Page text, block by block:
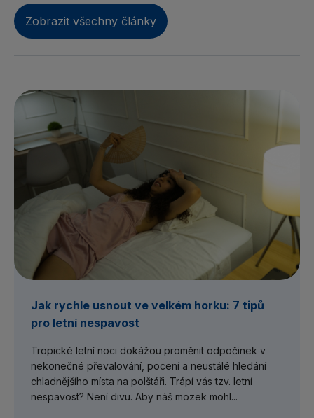
Zobrazit všechny články
Jak rychle usnout ve velkém horku: 7 tipů
pro letní nespavost
Tropické letní noci dokážou proměnit odpočinek v
nekonečné převalování, pocení a neustálé hledání
chladnějšího místa na polštáři. Trápí vás tzv. letní
nespavost? Není divu. Aby náš mozek mohl...